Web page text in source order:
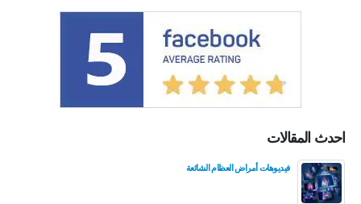
احدث المقالات
فيديوهات أمراض العظام الشائعة